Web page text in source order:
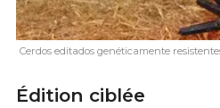
Cerdos editados genéticamente
Édition ciblée